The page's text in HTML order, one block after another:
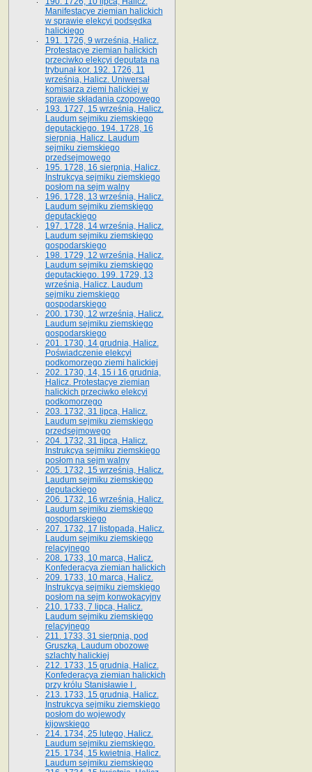
Manifestacye ziemian halickich
w sprawie elekcyi podsędka
halickiego
191. 1726, 9 września, Halicz.
Protestacye ziemian halickich
przeciwko elekcyi deputata na
trybunał kor. 192. 1726, 11
września, Halicz. Uniwersał
komisarza ziemi halickiej w
sprawie składania czopowego
193. 1727, 15 września, Halicz.
Laudum sejmiku ziemskiego
deputackiego. 194. 1728, 16
sierpnia, Halicz. Laudum
sejmiku ziemskiego
przedsejmowego
195. 1728, 16 sierpnia, Halicz.
Instrukcya sejmiku ziemskiego
posłom na sejm walny
196. 1728, 13 września, Halicz.
Laudum sejmiku ziemskiego
deputackiego
197. 1728, 14 września, Halicz.
Laudum sejmiku ziemskiego
gospodarskiego
198. 1729, 12 września, Halicz.
Laudum sejmiku ziemskiego
deputackiego. 199. 1729, 13
września, Halicz. Laudum
sejmiku ziemskiego
gospodarskiego
200. 1730, 12 września, Halicz.
Laudum sejmiku ziemskiego
gospodarskiego
201. 1730, 14 grudnia, Halicz.
Poświadczenie elekcyi
podkomorzego ziemi halickiej
202. 1730, 14, 15 i 16 grudnia,
Halicz. Protestacye ziemian
halickich przeciwko elekcyi
podkomorzego
203. 1732, 31 lipca, Halicz.
Laudum sejmiku ziemskiego
przedsejmowego
204. 1732, 31 lipca, Halicz.
Instrukcya sejmiku ziemskiego
posłom na sejm walny
205. 1732, 15 września, Halicz.
Laudum sejmiku ziemskiego
deputackiego
206. 1732, 16 września, Halicz.
Laudum sejmiku ziemskiego
gospodarskiego
207. 1732, 17 listopada, Halicz.
Laudum sejmiku ziemskiego
relacyjnego
208. 1733, 10 marca, Halicz.
Konfederacya ziemian halickich­
209. 1733, 10 marca, Halicz.
Instrukcya sejmiku ziemskiego
posłom na sejm konwokacyjny
210. 1733, 7 lipca, Halicz.
Laudum sejmiku ziemskiego
relacyjnego
211. 1733, 31 sierpnia, pod
Gruszką. Laudum obozowe
szlachty halickiej
212. 1733, 15 grudnia, Halicz.
Konfederacya ziemian halickich
przy królu Stanisławie I .
213. 1733, 15 grudnia, Halicz.
Instrukcya sejmiku ziemskiego
posłom do wojewody
kijowskiego
214. 1734, 25 lutego, Halicz.
Laudum sejmiku ziemskiego.
215. 1734, 15 kwietnia, Halicz.
Laudum sejmiku ziemskiego